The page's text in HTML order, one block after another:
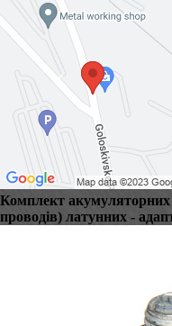
Комплект
проводів) латунних -